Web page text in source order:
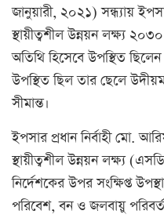
জানুয়ারী, ২০২১) সন্ধ্যায়
স্থায়ীত্বশীল উন্নয়ন লক্ষ্য
অতিথি হিসেবে উপস্থিত
উপস্থিত ছিল তার ছেলে
সীমান্ত।
ইপসার প্রধান নির্বাহী মো.
স্থায়ীত্বশীল উন্নয়ন লক্ষ্য
নির্দেশকের উপর সংক্ষিপ্ত
পরিবেশ, বন ও জলবায়ু